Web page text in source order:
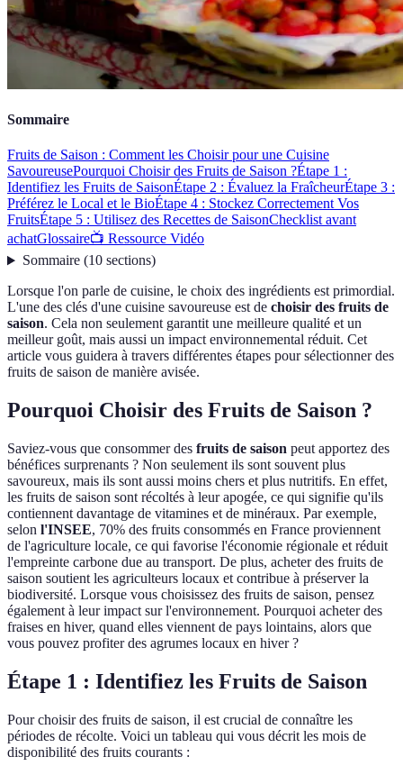
Sommaire
Fruits de Saison : Comment les Choisir pour une Cuisine
SavoureusePourquoi Choisir des Fruits de Saison ?Étape 1 :
Identifiez les Fruits de SaisonÉtape 2 : Évaluez la FraîcheurÉtape 3 :
Préférez le Local et le BioÉtape 4 : Stockez Correctement Vos
FruitsÉtape 5 : Utilisez des Recettes de SaisonChecklist avant
achatGlossaire📺 Ressource Vidéo
Sommaire(10 sections)
Lorsque l'on parle de cuisine, le choix des ingrédients est primordial.
L'une des clés d'une cuisine savoureuse est de choisir des fruits de
saison. Cela non seulement garantit une meilleure qualité et un
meilleur goût, mais aussi un impact environnemental réduit. Cet
article vous guidera à travers différentes étapes pour sélectionner des
fruits de saison de manière avisée.
Pourquoi Choisir des Fruits de Saison ?
Saviez-vous que consommer des fruits de saison peut apportez des
bénéfices surprenants ? Non seulement ils sont souvent plus
savoureux, mais ils sont aussi moins chers et plus nutritifs. En effet,
les fruits de saison sont récoltés à leur apogée, ce qui signifie qu'ils
contiennent davantage de vitamines et de minéraux. Par exemple,
selon l'INSEE, 70% des fruits consommés en France proviennent
de l'agriculture locale, ce qui favorise l'économie régionale et réduit
l'empreinte carbone due au transport. De plus, acheter des fruits de
saison soutient les agriculteurs locaux et contribue à préserver la
biodiversité. Lorsque vous choisissez des fruits de saison, pensez
également à leur impact sur l'environnement. Pourquoi acheter des
fraises en hiver, quand elles viennent de pays lointains, alors que
vous pouvez profiter des agrumes locaux en hiver ?
Étape 1 : Identifiez les Fruits de Saison
Pour choisir des fruits de saison, il est crucial de connaître les
périodes de récolte. Voici un tableau qui vous décrit les mois de
disponibilité des fruits courants :